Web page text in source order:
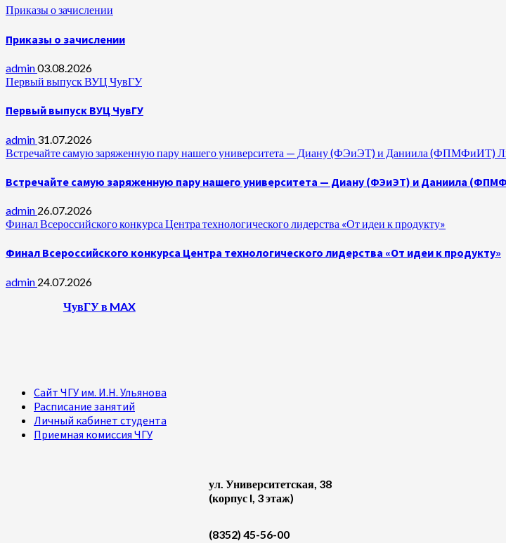
Приказы о зачислении
Приказы о зачислении
admin03.08.2026
Первый выпуск ВУЦ ЧувГУ
Первый выпуск ВУЦ ЧувГУ
admin 31.07.2026
Встречайте самую заряженную пару нашего университета — Диану (ФЭиЭТ) и Даниила (ФПМФиИТ)
Встречайте самую заряженную пару нашего университета — Диану (ФЭиЭТ) и Даниила
admin 26.07.2026
Финал Всероссийского конкурса Центра технологического лидерства «От идеи к продукту»
Финал Всероссийского конкурса Центра технологического лидерства «От идеи к продукту»
admin 24.07.2026
ЧувГУ в MAX
Сайт ЧГУ им. И.Н. Ульянова
Расписание занятий
Личный кабинет студента
Приемная комиссия ЧГУ
ул. Университетская, 38
(корпус I, 3 этаж)
(8352) 45-56-00